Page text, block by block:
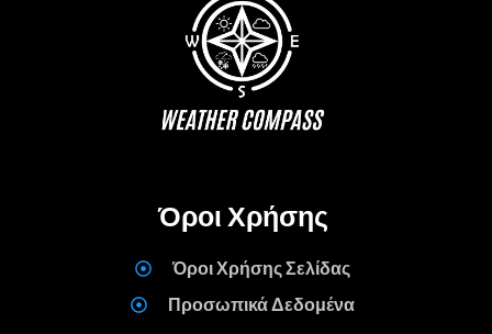
Όροι Χρήσης
Όροι Χρήσης Σελίδας
Προσωπικά Δεδομένα